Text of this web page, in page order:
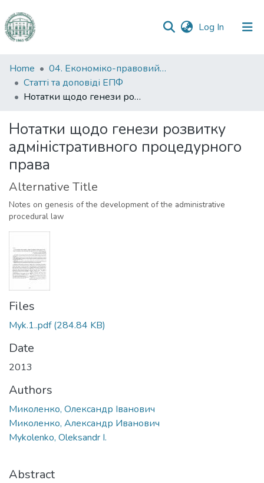
Log In (current)
Communities
&
Collections
Statistics
Home
04. Економіко-правовий факультет
Статті та доповіді ЕПФ
Нотатки щодо генези розвитку адміністративного процедурного права
Нотатки щодо генези розвитку
адміністративного процедурного
права
Alternative Title
Notes on genesis of the development of the administrative
procedural law
Files
Myk.1..pdf(284.84 KB)
Date
2013
Authors
Миколенко, Олександр Іванович
Миколенко, Александр Иванович
Mykolenko, Oleksandr I.
Abstract